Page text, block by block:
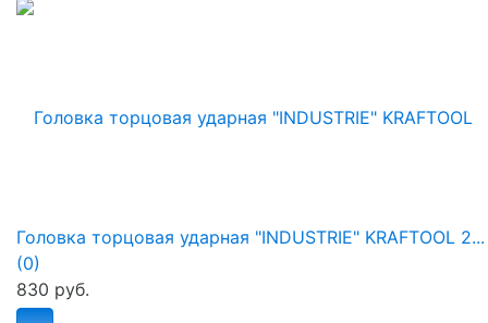
Головка торцовая ударная "INDUSTRIE" KRAFTOOL 2...
(0)
830 руб.